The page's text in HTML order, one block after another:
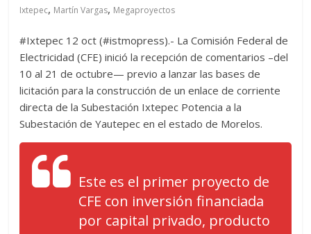
Ixtepec, Martín Vargas, Megaproyectos
#Ixtepec 12 oct (#istmopress).- La Comisión Federal de
Electricidad (CFE) inició la recepción de comentarios –del
10 al 21 de octubre— previo a lanzar las bases de
licitación para la construcción de un enlace de corriente
directa de la Subestación Ixtepec Potencia a la
Subestación de Yautepec en el estado de Morelos.
Este es el primer proyecto de
CFE con inversión financiada
por capital privado, producto